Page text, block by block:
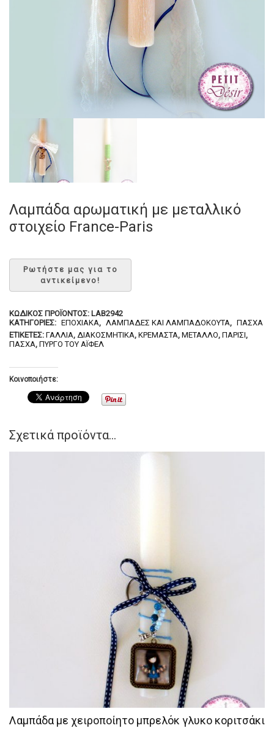
Λαμπάδα αρωματική με μεταλλικό
στοιχείο France-Paris
ΚΩΔΙΚΌΣ ΠΡΟΪΌΝΤΟΣ: LAB2942
ΚΑΤΗΓΟΡΊΕΣ: ΕΠΟΧΙΑΚΆ, ΛΑΜΠΆΔΕΣ ΚΑΙ ΛΑΜΠΑΔΌΚΟΥΤΑ, ΠΆΣΧΑ
ΕΤΙΚΈΤΕΣ: ΓΑΛΛΊΑ, ΔΙΑΚΟΣΜΗΤΙΚΆ, ΚΡΕΜΑΣΤΆ, ΜΈΤΑΛΛΟ, ΠΑΡΊΣΙ,
ΠΆΣΧΑ, ΠΎΡΓΟ ΤΟΥ ΆΙΦΕΛ
Κοινοποιήστε:
Σχετικά προϊόντα...
Λαμπάδα με χειροποίητο μπρελόκ γλυκο κοριτσάκι